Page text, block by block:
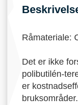
Råmateriale:
Det er ikke
polibutilén-
er